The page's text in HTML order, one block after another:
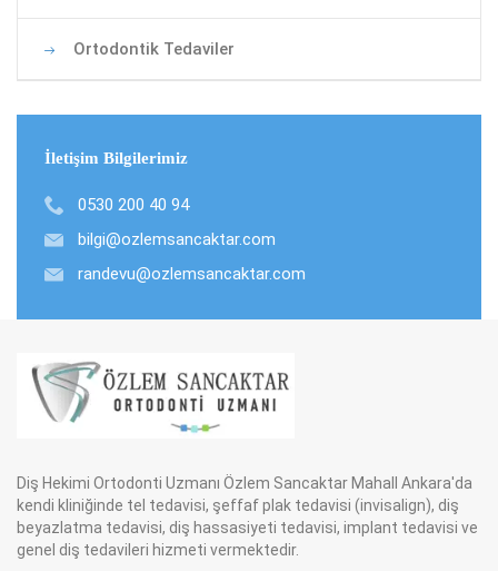
Ortodontik Tedaviler
İletişim Bilgilerimiz
0530 200 40 94
bilgi@ozlemsancaktar.com
randevu@ozlemsancaktar.com
Diş Hekimi Ortodonti Uzmanı Özlem Sancaktar Mahall Ankara'da
kendi kliniğinde tel tedavisi, şeffaf plak tedavisi (invisalign), diş
beyazlatma tedavisi, diş hassasiyeti tedavisi, implant tedavisi ve
genel diş tedavileri hizmeti vermektedir.